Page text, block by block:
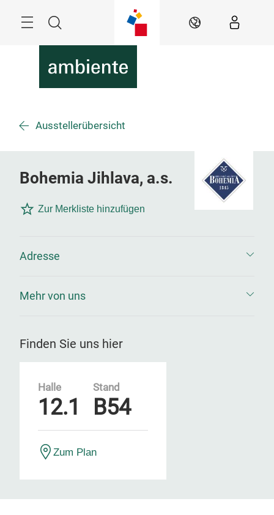
Suche DE
Ausstellerübersicht
Bohemia Jihlava, a.s.
Zur Merkliste hinzufügen
Adresse
Mehr von uns
Finden Sie uns hier
Halle
12.1
Stand
B54
Zum Plan